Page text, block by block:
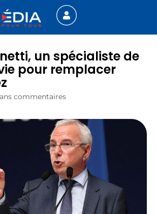
un spécialiste de
pour remplacer
commentaires